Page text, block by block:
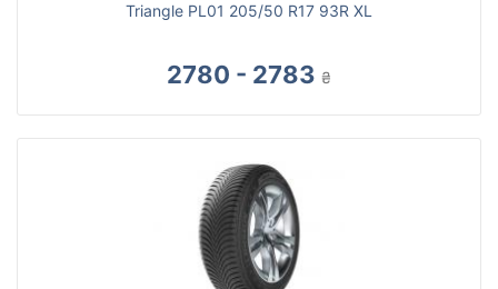
Triangle PL01 205/50 R17 93R XL
2780 - 2783 ₴